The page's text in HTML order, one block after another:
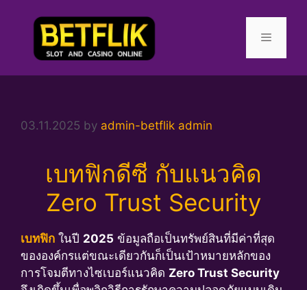
Menu
03.11.2025 by admin-betflik admin
เบทฟิกดีซี กับแนวคิด
Zero Trust Security
เบทฟิก ในปี 2025 ข้อมูลถือเป็นทรัพย์สินที่มีค่าที่สุด
ขององค์กรแต่ขณะเดียวกันก็เป็นเป้าหมายหลักของ
การโจมตีทางไซเบอร์แนวคิด Zero Trust Security